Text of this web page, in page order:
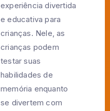
experiência divertida
e educativa para
crianças. Nele, as
crianças podem
testar suas
habilidades de
memória enquanto
se divertem com